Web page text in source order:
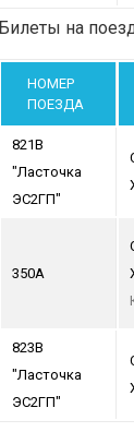
Билеты на
НОМЕР
ПОЕЗДА
821В
"Ласточка
ЭС2ГП"
350А
823В
"Ласточка
ЭС2ГП"